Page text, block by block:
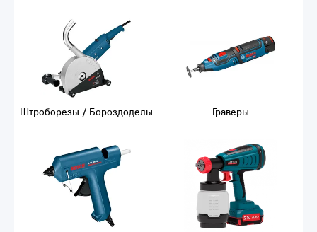
Штроборезы / Бороздоделы Граверы